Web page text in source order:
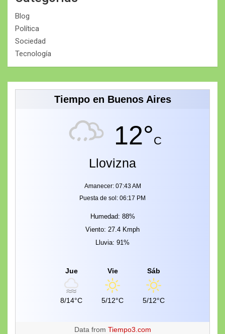
Blog
Política
Sociedad
Tecnología
Tiempo en Buenos Aires
12°C
Llovizna
Amanecer: 07:43 AM
Puesta de sol: 06:17 PM
Humedad: 88%
Viento: 27.4 Kmph
Lluvia: 91%
Jue
8/14°C
Vie
5/12°C
Sáb
5/12°C
Data from Tiempo3.com